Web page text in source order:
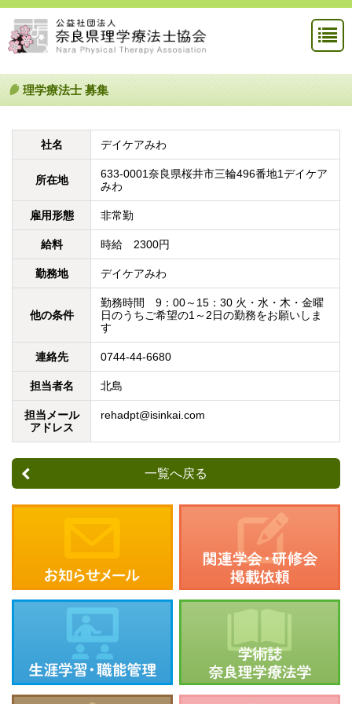
理学療法士 募集
社名 デイケアみわ
所在地
633-0001奈良県桜井市三輪496番地1デイケア
みわ
雇用形態 非常勤
給料 時給 2300円
勤務地 デイケアみわ
他の条件
勤務時間 9：00～15：30 火・水・木・金曜
日のうちご希望の1～2日の勤務をお願いしま
す
連絡先 0744-44-6680
担当者名 北島
担当メール
アドレス
rehadpt@isinkai.com
一覧へ戻る